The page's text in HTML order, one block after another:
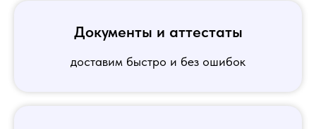
Документы и аттестаты
доставим быстро и без ошибок